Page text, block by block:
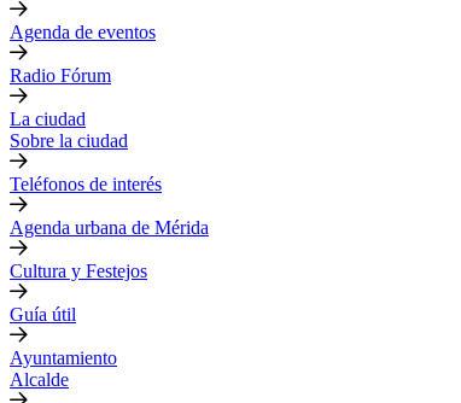
Agenda de eventos
Radio Fórum
La ciudad
Sobre la ciudad
Teléfonos de interés
Agenda urbana de Mérida
Cultura y Festejos
Guía útil
Ayuntamiento
Alcalde